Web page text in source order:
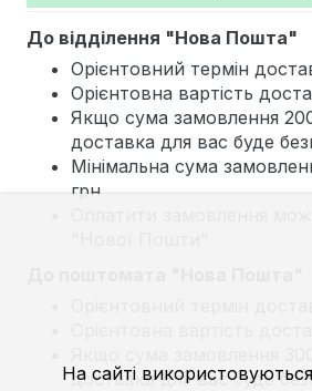
До відділення "Нова Пошта"
Орієнтовний термін
Орієнтовна вартість
Якщо сума замовлення
доставка для вас буде
Мінімальна сума
грн
доставка для вас буде
На сайті